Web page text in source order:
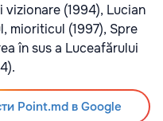
(1994), Lucian
mioriticul (1997), Spre
în sus a Luceafărului
Point.md в Google